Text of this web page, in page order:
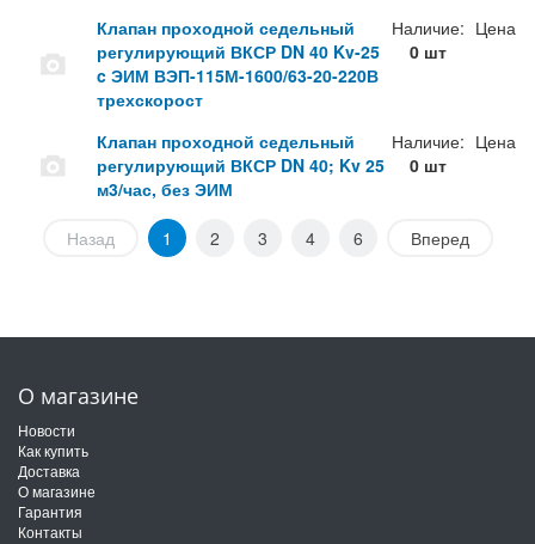
Клапан проходной седельный
регулирующий ВКСР DN 40 Kv-25
c ЭИМ ВЭП-115М-1600/63-20-220В
трехскорост
Наличие:
0 шт
Цена
Клапан проходной седельный
регулирующий ВКСР DN 40; Kv 25
м3/час, без ЭИМ
Наличие:
0 шт
Цена
Назад 1 2 3 4 6 Вперед
О магазине
Новости
Как купить
Доставка
О магазине
Гарантия
Контакты